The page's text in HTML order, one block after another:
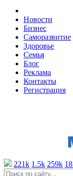
Новости
Бизнес
Саморазвитие
Здоровье
Семья
Блог
Реклама
Контакты
Регистрация
221k 1.5k 259k